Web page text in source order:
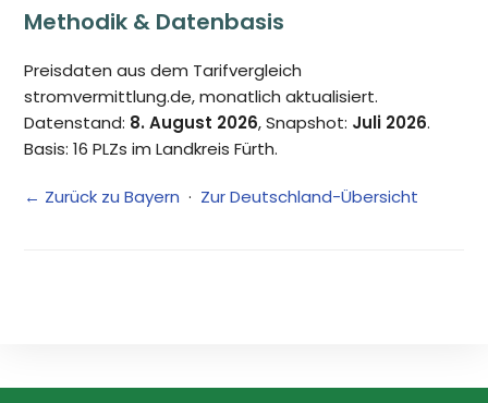
Methodik & Datenbasis
Preisdaten aus dem Tarifvergleich
stromvermittlung.de, monatlich aktualisiert.
Datenstand: 8. August 2026, Snapshot: Juli 2026.
Basis: 16 PLZs im Landkreis Fürth.
← Zurück zu Bayern · Zur Deutschland-Übersicht